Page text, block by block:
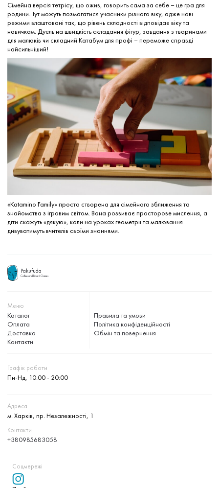
Сімейна версія тетрісу, що ожив, говорить сама за себе – це гра для
родини. Тут можуть позмагатися учасники різного віку, адже нові
режими влаштовані так, що рівень складності відповідає віку та
навичкам. Дуель на швидкість складання фігур, завдання з тваринами
для малюків чи складний Катабум для профі – переможе справді
найсильніший!
«Katamino Family» просто створена для сімейного зближення та
знайомства з ігровим світом. Вона розвиває просторове мислення, а
діти скажуть «дякую», коли на уроках геометрії та малювання
дивуватимуть вчителів своїми знаннями.
Pakufuda
Coffee and Board Games
Меню
Каталог
Оплата
Доставка
Контакти
Правила та умови
Політика конфіденційності
Обмін та повернення
Графік роботи
Пн-Нд, 10:00 - 20:00
Адреса
м. Харків, пр. Незалежності, 1
Контакти
+380985683058
Соцмережі